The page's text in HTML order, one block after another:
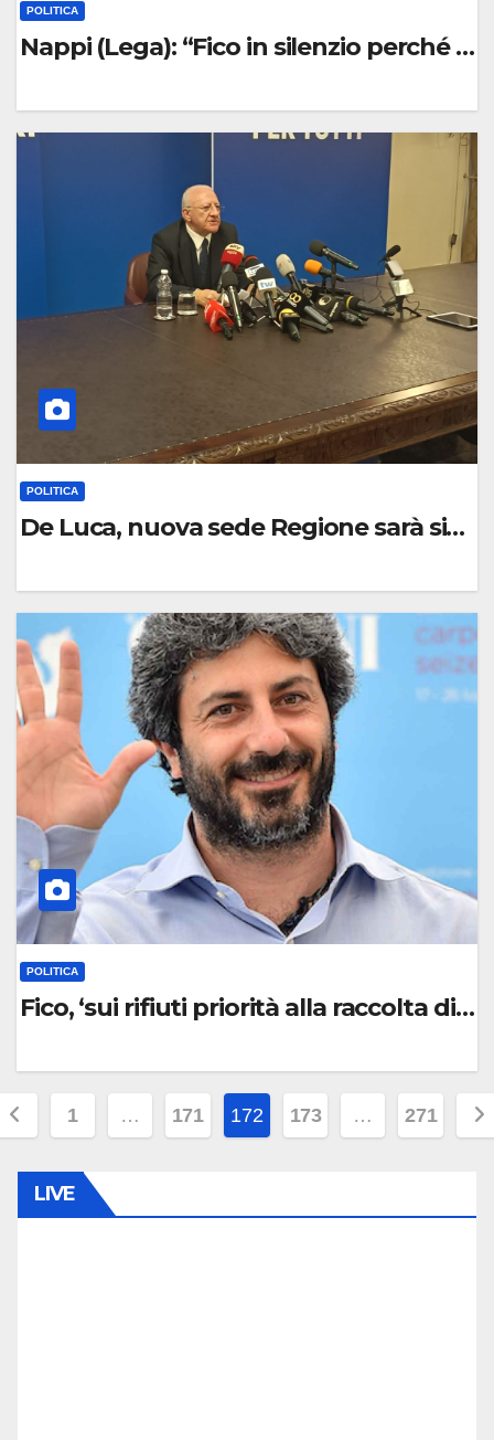
POLITICA
Nappi (Lega): “Fico in silenzio perché
0
C
POLITICA
De Luca, nuova sede Regione sarà
0
O
M
E
N
O
POLITICA
Fico, ‘sui rifiuti priorità alla raccolta
0
1 … 171 172 173 … 271
LIVE